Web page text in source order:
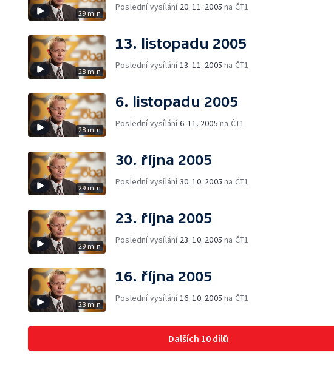
29 min
Poslední vysílání 20. 11. 2005 na ČT1
28 min
13. listopadu 2005
Poslední vysílání 13. 11. 2005 na ČT1
28 min
6. listopadu 2005
Poslední vysílání6. 11. 2005 na ČT1
29 min
30. října 2005
Poslední vysílání30. 10. 2005 na ČT1
29 min
23. října 2005
Poslední vysílání 23. 10. 2005 na ČT1
28 min
16. října 2005
Poslední vysílání 16. 10. 2005 na ČT1
Dalších 10 dílů